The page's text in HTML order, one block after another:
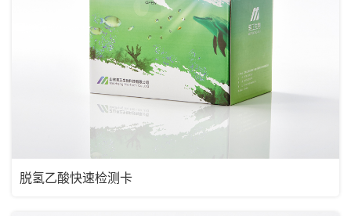
脱氢乙酸快速检测卡